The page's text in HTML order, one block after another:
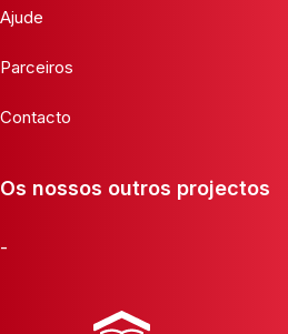
Ajude
Parceiros
Contacto
Os nossos outros projectos
-